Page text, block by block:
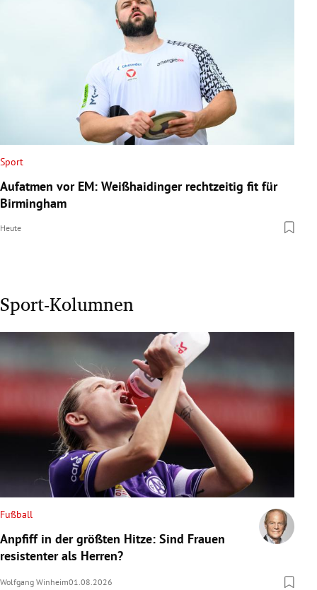
Sport
Aufatmen vor EM: Weißhaidinger rechtzeitig fit für
Birmingham
Heute
Sport-Kolumnen
Fußball
Anpfiff in der größten Hitze: Sind Frauen
resistenter als Herren?
Wolfgang Winheim01.08.2026